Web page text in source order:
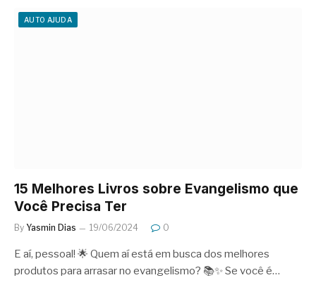
AUTO AJUDA
15 Melhores Livros sobre Evangelismo que
Você Precisa Ter
By Yasmin Dias 19/06/2024 0
E aí, pessoal! 🌟 Quem aí está em busca dos melhores
produtos para arrasar no evangelismo? 📚✨ Se você é…